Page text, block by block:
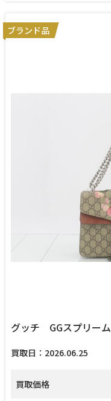
ブランド品
グッチ GGスプリーム
買取日：2026.06.25
買取価格